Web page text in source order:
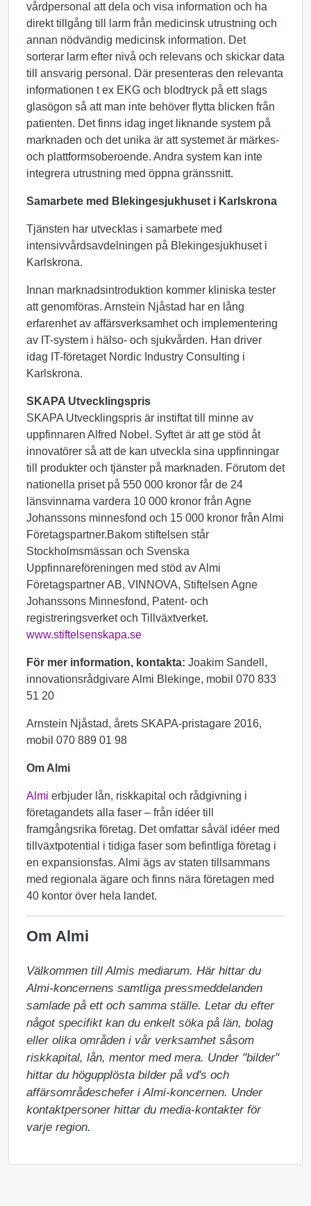
vårdpersonal att dela och visa information och ha
direkt tillgång till larm från medicinsk utrustning och
annan nödvändig medicinsk information. Det
sorterar larm efter nivå och relevans och skickar data
till ansvarig personal. Där presenteras den relevanta
informationen t ex EKG och blodtryck på ett slags
glasögon så att man inte behöver flytta blicken från
patienten. Det finns idag inget liknande system på
marknaden och det unika är att systemet är märkes-
och plattformsoberoende. Andra system kan inte
integrera utrustning med öppna gränssnitt.
Samarbete med Blekingesjukhuset i Karlskrona
Tjänsten har utvecklas i samarbete med
intensivvårdsavdelningen på Blekingesjukhuset i
Karlskrona.
Innan marknadsintroduktion kommer kliniska tester
att genomföras. Arnstein Njåstad har en lång
erfarenhet av affärsverksamhet och implementering
av IT-system i hälso- och sjukvården. Han driver
idag IT-företaget Nordic Industry Consulting i
Karlskrona.
SKAPA Utvecklingspris
SKAPA Utvecklingspris är instiftat till minne av
uppfinnaren Alfred Nobel. Syftet är att ge stöd åt
innovatörer så att de kan utveckla sina uppfinningar
till produkter och tjänster på marknaden. Förutom det
nationella priset på 550 000 kronor får de 24
länsvinnarna vardera 10 000 kronor från Agne
Johanssons minnesfond och 15 000 kronor från Almi
Företagspartner.Bakom stiftelsen står
Stockholmsmässan och Svenska
Uppfinnareföreningen med stöd av Almi
Företagspartner AB, VINNOVA, Stiftelsen Agne
Johanssons Minnesfond, Patent- och
registreringsverket och Tillväxtverket.
www.stiftelsenskapa.se
För mer information, kontakta: Joakim Sandell,
innovationsrådgivare Almi Blekinge, mobil 070 833
51 20
Arnstein Njåstad, årets SKAPA-pristagare 2016,
mobil 070 889 01 98
Om Almi
Almi erbjuder lån, riskkapital och rådgivning i
företagandets alla faser – från idéer till
framgångsrika företag. Det omfattar såväl idéer med
tillväxtpotential i tidiga faser som befintliga företag i
en expansionsfas. Almi ägs av staten tillsammans
med regionala ägare och finns nära företagen med
40 kontor över hela landet.
Om Almi
Välkommen till Almis mediarum. Här hittar du
Almi-koncernens samtliga pressmeddelanden
samlade på ett och samma ställe. Letar du efter
något specifikt kan du enkelt söka på län, bolag
eller olika områden i vår verksamhet såsom
riskkapital, lån, mentor med mera. Under "bilder"
hittar du högupplösta bilder på vd's och
affärsområdeschefer i Almi-koncernen. Under
kontaktpersoner hittar du media-kontakter för
varje region.